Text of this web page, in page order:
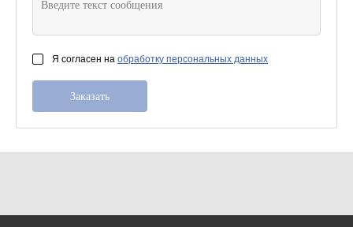
Я согласен на обработку персональных данных